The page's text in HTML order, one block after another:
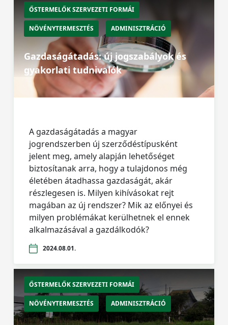
ŐSTERMELŐK SZERVEZETI FORMÁI
NÖVÉNYTERMESZTÉS ADMINISZTRÁCIÓ
Gazdaságátadás: új jogszabályok és
gyakorlati tudnivalók
A gazdaságátadás a magyar
jogrendszerben új szerződéstípusként
jelent meg, amely alapján lehetőséget
biztosítanak arra, hogy a tulajdonos még
életében átadhassa gazdaságát, akár
részlegesen is. Milyen kihívásokat rejt
magában az új rendszer? Mik az előnyei és
milyen problémákat kerülhetnek el ennek
alkalmazásával a gazdálkodók?
2024.08.01.
ŐSTERMELŐK SZERVEZETI FORMÁI
NÖVÉNYTERMESZTÉS ADMINISZTRÁCIÓ